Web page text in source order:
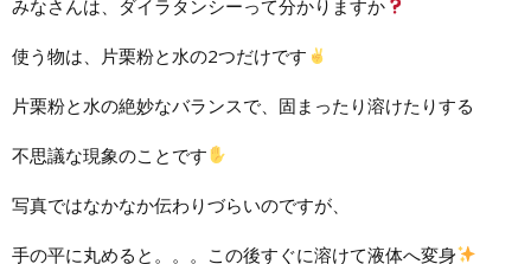
みなさんは、ダイラタンシーって分かりますか
使う物は、片栗粉と水の2つだけです
片栗粉と水の絶妙なバランスで、固まったり溶けたりする
不思議な現象のことです
写真ではなかなか伝わりづらいのですが、
手の平に丸めると。。。この後すぐに溶けて液体へ変身